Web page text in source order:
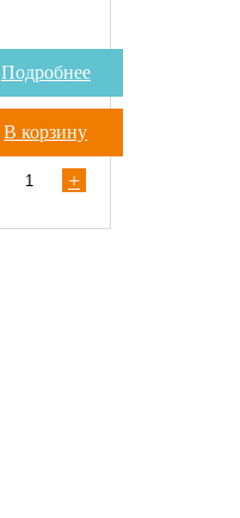
Подробнее
В корзину
+